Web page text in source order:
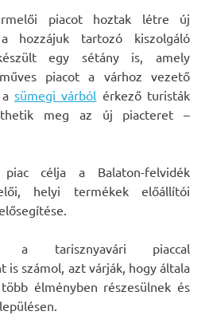
piacot hoztak létre új
hozzájuk tartozó kiszolgáló
egy sétány is, amely
piacot a várhoz vezető
sümegi várból érkező turisták
meg az új piacteret –
célja a Balaton-felvidék
helyi termékek előállítói
a tarisznyavári piaccal
is számol, azt várják, hogy általa
élményben részesülnek és